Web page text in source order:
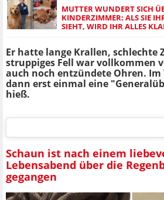
MUTTER WUNDERT SICH
KINDERZIMMER: ALS SIE
SIEHT, WIRD IHR ALLES
Er hatte lange Krallen, schlechte
struppiges Fell war vollkommen
auch noch entzündete Ohren.
dann erst einmal eine
hieß.
Schaun ist nach einem
Lebensabend über die
gegangen